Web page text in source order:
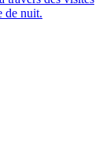
de nuit.